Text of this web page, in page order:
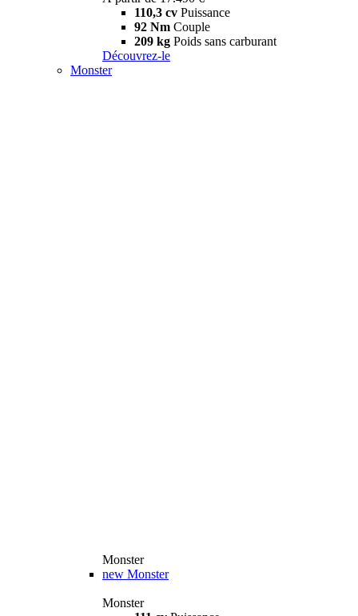
110,3 cv Puissance
92 Nm Couple
209 kg Poids sans carburant
Découvrez-le
Monster
Monster
new Monster
Monster